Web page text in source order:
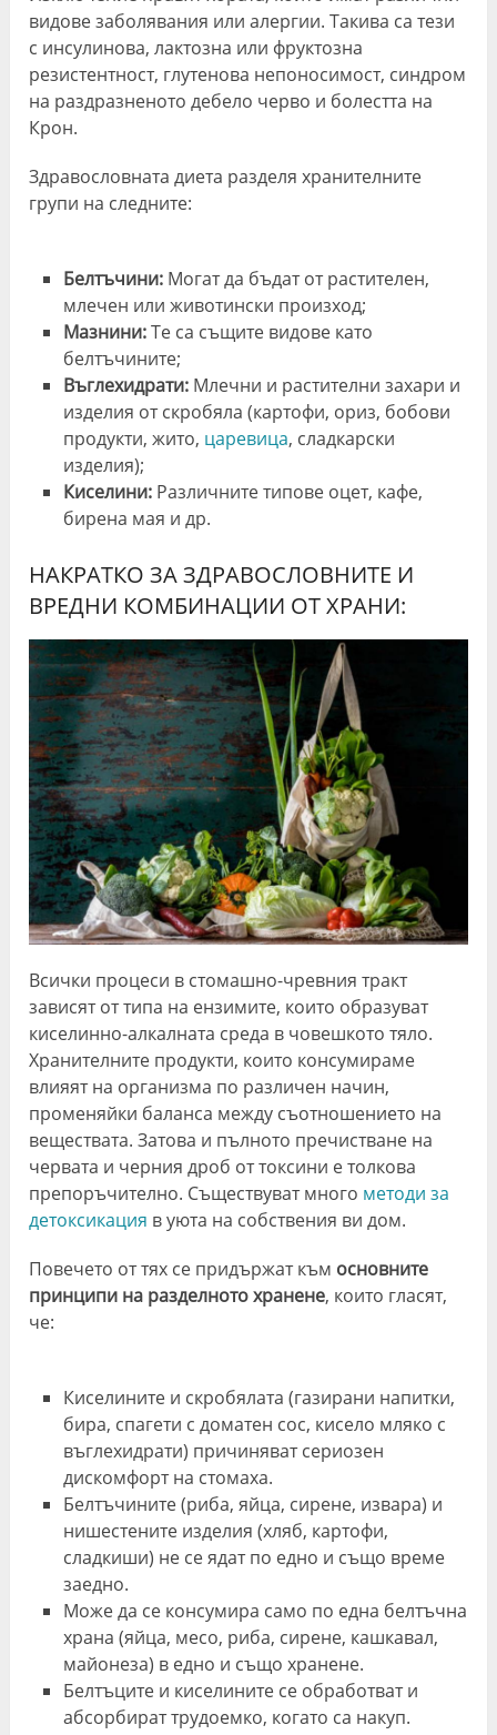
видове заболявания или алергии. Такива са тези
с инсулинова, лактозна или фруктозна
резистентност, глутенова непоносимост, синдром
на раздразненото дебело черво и болестта на
Крон.
Здравословната диета разделя хранителните
групи на следните:
Белтъчини:Могат да бъдат от растителен,
млечен или животински произход;
Мазнини:Те са същите видове като
белтъчините;
Въглехидрати:Млечни и растителни захари и
изделия от скробяла (картофи, ориз, бобови
продукти, жито, царевица, сладкарски
изделия);
Киселини:Различните типове оцет, кафе,
бирена мая и др.
НАКРАТКО ЗА ЗДРАВОСЛОВНИТЕ И
ВРЕДНИ КОМБИНАЦИИ ОТ ХРАНИ:
Всички процеси в стомашно-чревния тракт
зависят от типа на ензимите, които образуват
киселинно-алкалната среда в човешкото тяло.
Хранителните продукти, които консумираме
влияят на организма по различен начин,
променяйки баланса между съотношението на
веществата. Затова и пълното пречистване на
червата и черния дроб от токсини е толкова
препоръчително. Съществуват много методи за
детоксикация в уюта на собствения ви дом.
Повечето от тях се придържат към основните
принципи на разделното хранене, които гласят,
че:
Киселините и скробялата (газирани напитки,
бира, спагети с доматен сос, кисело мляко с
въглехидрати) причиняват сериозен
дискомфорт на стомаха.
Белтъчините (риба, яйца, сирене, извара) и
нишестените изделия (хляб, картофи,
сладкиши) не се ядат по едно и също време
заедно.
Може да се консумира само по една белтъчна
храна (яйца, месо, риба, сирене, кашкавал,
майонеза) в едно и също хранене.
Белтъците и киселините се обработват и
абсорбират трудоемко, когато са накуп.